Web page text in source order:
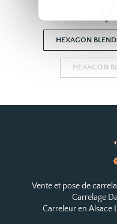
HEXAGON
HEXAGON
Vente et pose de
Carrelage
Carreleur en Alsace